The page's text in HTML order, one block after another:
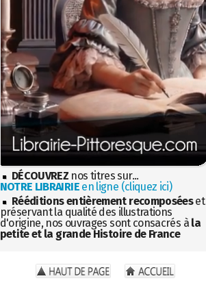
DÉCOUVREZ nos titres sur...
NOTRE LIBRAIRIEen ligne (cliquez ici)
Rééditions entièrement recomposéeset
préservant la qualité des illustrations
d'origine, nos ouvrages sont consacrés à la
petite et la grande Histoire de France